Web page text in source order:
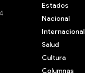
Estados
Nacional
Internacional
Salud
Cultura